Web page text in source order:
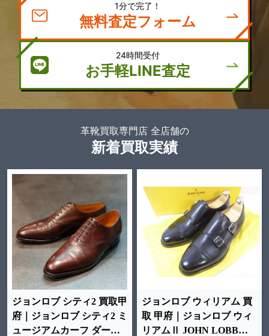
1分で完了！
無料査定フォーム
24時間受付
お手軽LINE査定
革靴買取専門店 全店舗の
新着買取実績
ジョンロブ シティ2 買取甲
府｜ジョンロブ シティ2 ミ
ュージアムカーフ ダーク
ジョンロブ ウィリアム 買
取 甲府｜ジョンロブ ウィ
リアムⅡ JOHN LOBB